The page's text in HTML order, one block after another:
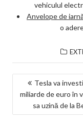
vehiculul
Anvelope de
o
NAVIGARE
ÎN
ARTICOLE
Tesla va
miliarde de euro în
sa uzină de la